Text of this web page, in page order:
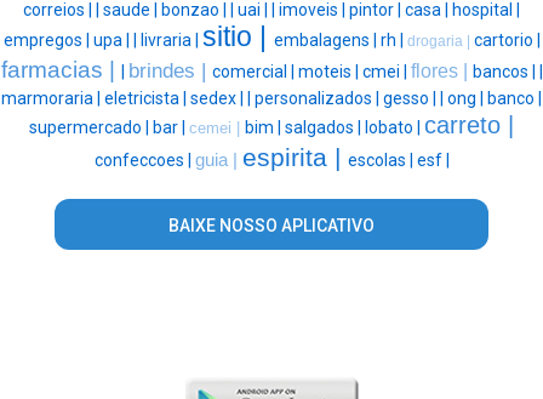
correios | saude | bonzao | uai | imoveis | pintor | casa |
hospital |
empregos | upa | livraria | sitio | embalagens | rh | drogaria | cartorio |
farmacias | brindes | comercial | moteis | cmei | flores | bancos |
marmoraria | eletricista | sedex | personalizados | gesso | ong |
banco |
supermercado |
bar | cemei | bim | salgados | lobato | carreto |
confeccoes | guia | espirita | escolas | esf |
BAIXE NOSSO APLICATIVO